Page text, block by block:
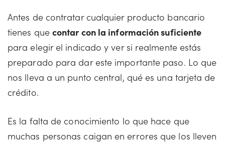
Antes de contratar cualquier producto bancario
tienes que contar con la información suficiente
para elegir el indicado y ver si realmente estás
preparado para dar este importante paso. Lo que
nos lleva a un punto central, qué es una tarjeta de
crédito.
Es la falta de conocimiento lo que hace que
muchas personas caigan en errores que los lleven